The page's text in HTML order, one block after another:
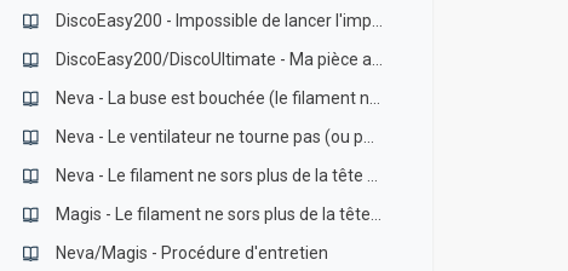
Neva/Magis - Procédure d'entretien